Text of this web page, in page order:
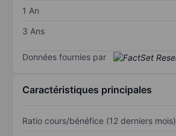
1 An
3 Ans
Données fournies par
Caractéristiques principales
Ratio cours/bénéfice (12 derniers mois)